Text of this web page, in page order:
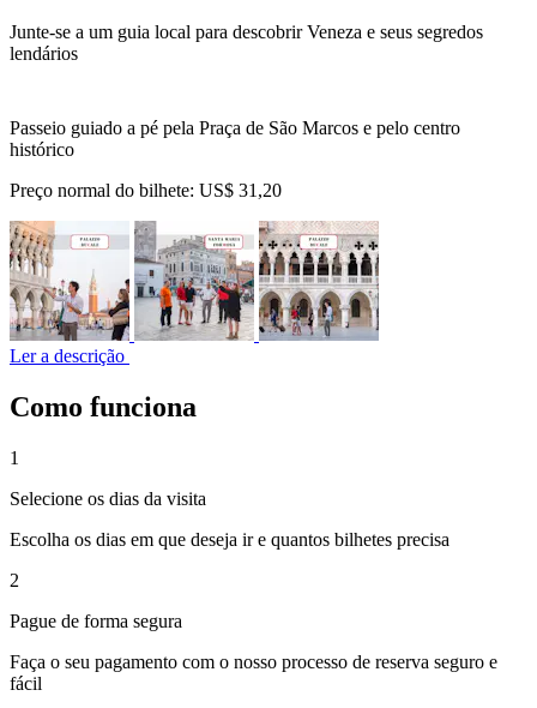
Junte-se a um guia local para descobrir Veneza e seus segredos
lendários
Passeio guiado a pé pela Praça de São Marcos e pelo centro
histórico
Preço normal do bilhete: US$ 31,20
Ler a descrição
Como funciona
1
Selecione os dias da visita
Escolha os dias em que deseja ir e quantos bilhetes precisa
2
Pague de forma segura
Faça o seu pagamento com o nosso processo de reserva seguro e
fácil